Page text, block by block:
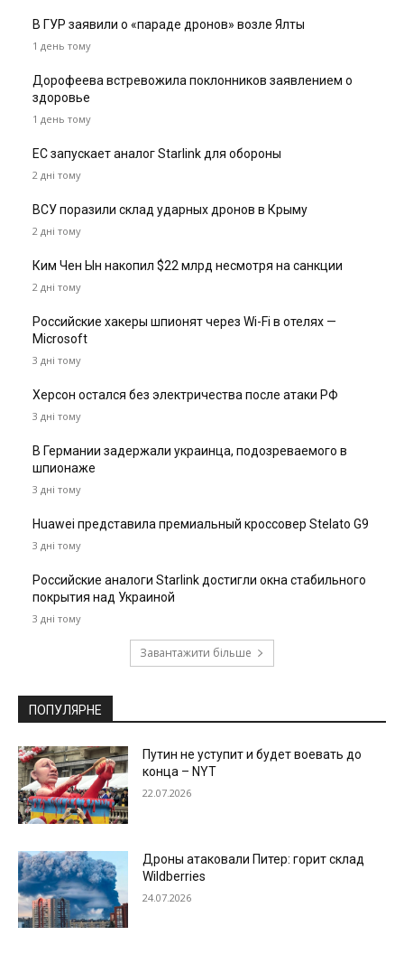
В ГУР заявили о «параде дронов» возле Ялты
1 день тому
Дорофеева встревожила поклонников заявлением о
здоровье
1 день тому
ЕС запускает аналог Starlink для обороны
2 дні тому
ВСУ поразили склад ударных дронов в Крыму
2 дні тому
Ким Чен Ын накопил $22 млрд несмотря на санкции
2 дні тому
Российские хакеры шпионят через Wi-Fi в отелях —
Microsoft
3 дні тому
Херсон остался без электричества после атаки РФ
3 дні тому
В Германии задержали украинца, подозреваемого в
шпионаже
3 дні тому
Huawei представила премиальный кроссовер Stelato G9
3 дні тому
Российские аналоги Starlink достигли окна стабильного
покрытия над Украиной
3 дні тому
Завантажити більше
ПОПУЛЯРНЕ
Путин не уступит и будет воевать до
конца – NYT
22.07.2026
Дроны атаковали Питер: горит склад
Wildberries
24.07.2026